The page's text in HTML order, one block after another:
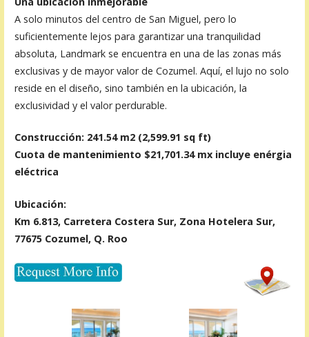
A solo minutos del centro de San Miguel, pero lo
suficientemente lejos para garantizar una tranquilidad
absoluta, Landmark se encuentra en una de las zonas más
exclusivas y de mayor valor de Cozumel. Aquí, el lujo no solo
reside en el diseño, sino también en la ubicación, la
exclusividad y el valor perdurable.
Construcción: 241.54 m2 (2,599.91 sq ft)
Cuota de mantenimiento $21,701.34 mx incluye enérgia
eléctrica
Ubicación:
Km 6.813, Carretera Costera Sur, Zona Hotelera Sur,
77675 Cozumel, Q. Roo